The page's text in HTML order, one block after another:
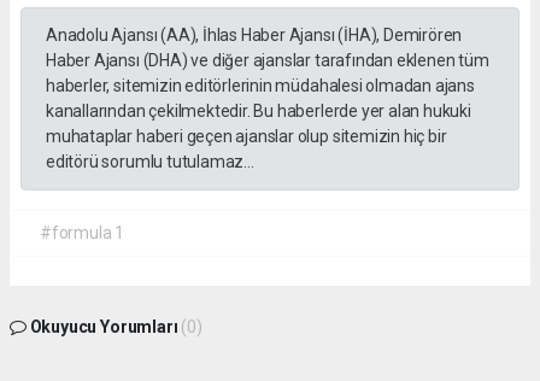
Anadolu Ajansı (AA), İhlas Haber Ajansı (İHA), Demirören
Haber Ajansı (DHA) ve diğer ajanslar tarafından eklenen tüm
haberler, sitemizin editörlerinin müdahalesi olmadan ajans
kanallarından çekilmektedir. Bu haberlerde yer alan hukuki
muhataplar haberi geçen ajanslar olup sitemizin hiç bir
editörü sorumlu tutulamaz...
#formula 1
Okuyucu Yorumları (0)